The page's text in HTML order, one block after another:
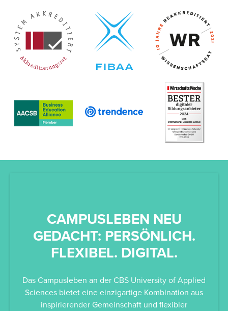
CAMPUSLEBEN NEU
GEDACHT: PERSÖNLICH.
FLEXIBEL. DIGITAL.
Das Campusleben an der CBS University of Applied
Sciences bietet eine einzigartige Kombination aus
inspirierender Gemeinschaft und flexibler